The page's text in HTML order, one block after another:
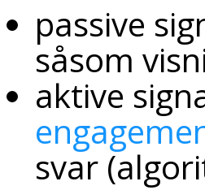
passive
såsom
aktive
svar